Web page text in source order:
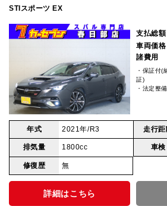
STIスポーツ EX
支払総
車両価格
諸費用
・保証付(
証)
・法定整
年式 2021年/R3 走行
排気量 1800cc 車検
修復歴 無
詳細はこちら